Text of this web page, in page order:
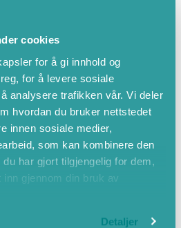
cookies
for å gi innhold og
for å levere sosiale
analysere trafikken vår. Vi deler
hvordan du bruker nettstedet
innen sosiale medier,
som kan kombinere den
har gjort tilgjengelig for dem,
gjennom din bruk av
Detaljer